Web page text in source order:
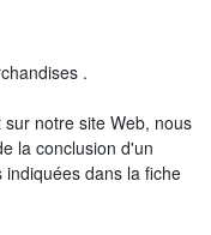
.
notre site Web, nous
la conclusion d'un
dans la fiche